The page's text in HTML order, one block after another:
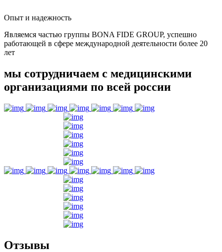
Опыт и надежность
Являемся частью группы BONA FIDE GROUP, успешно
работающей в сфере международной деятельности более 20
лет
мы сотрудничаем с медицинскими
организациями по всей россии
Отзывы